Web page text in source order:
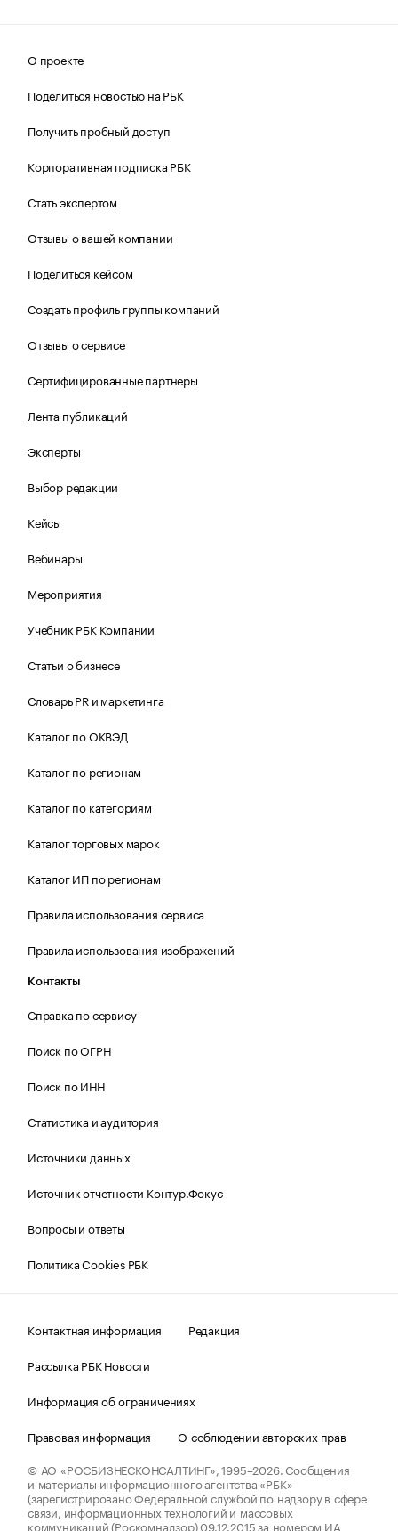
О проекте
Поделиться новостью на РБК
Получить пробный доступ
Корпоративная подписка РБК
Стать экспертом
Отзывы о вашей компании
Поделиться кейсом
Создать профиль группы компаний
Отзывы о сервисе
Сертифицированные партнеры
Лента публикаций
Эксперты
Выбор редакции
Кейсы
Вебинары
Мероприятия
Учебник РБК Компании
Статьи о бизнесе
Словарь PR и маркетинга
Каталог по ОКВЭД
Каталог по регионам
Каталог по категориям
Каталог торговых марок
Каталог ИП по регионам
Правила использования сервиса
Правила использования изображений
Контакты
Справка по сервису
Поиск по ОГРН
Поиск по ИНН
Статистика и аудитория
Источники данных
Источник отчетности Контур.Фокус
Вопросы и ответы
Политика Cookies РБК
Контактная информация
Редакция
Рассылка РБК Новости
Информация об ограничениях
Правовая информация
О соблюдении авторских прав
© АО «РОСБИЗНЕСКОНСАЛТИНГ»,1995–2026.Сообщения
и материалы информационного агентства «РБК»
(зарегистрировано Федеральной службой по надзору в сфере
связи, информационных технологий и массовых
коммуникаций (Роскомнадзор) 09.12.2015 за номером ИА